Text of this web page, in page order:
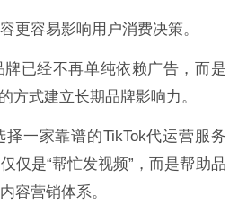
更容易影响用户消费决策。
已经不再单纯依赖广告，而是
方式建立长期品牌影响力。
一家靠谱的TikTok代运营服务
仅是“帮忙发视频”，而是帮助品
容营销体系。